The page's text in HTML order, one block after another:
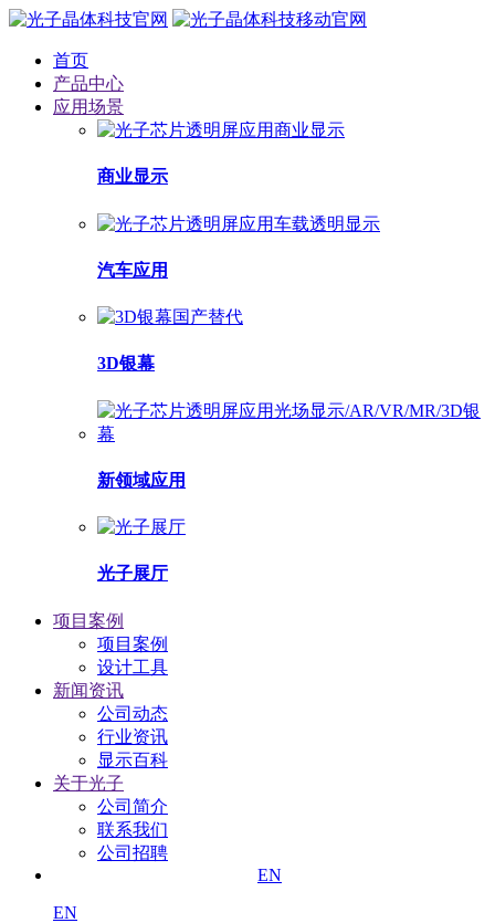
首页
产品中心
应用场景
商业显示
汽车应用
3D银幕
新领域应用
光子展厅
项目案例
项目案例
设计工具
新闻资讯
公司动态
行业资讯
显示百科
关于光子
公司简介
联系我们
公司招聘
EN
EN